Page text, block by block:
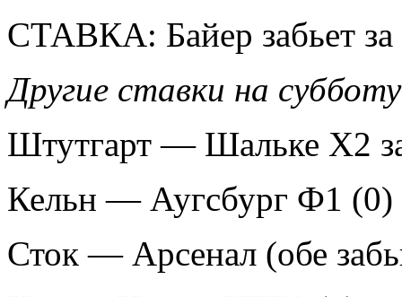
СТАВКА: Байер забьет за
Другие ставки на
Штутгарт — Шальке Х2
Кельн — Аугсбург Ф1 (0)
Сток — Арсенал (обе